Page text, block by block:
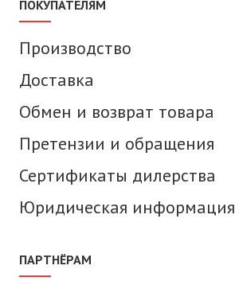
ПОКУПАТЕЛЯМ
Производство
Доставка
Обмен и возврат товара
Претензии и обращения
Сертификаты дилерства
Юридическая информация
ПАРТНЁРАМ